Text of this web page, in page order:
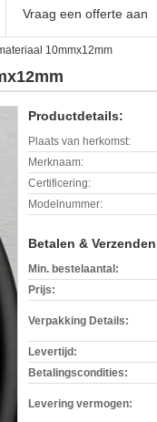
Vraag een offerte aan
10mmx12mm
Productdetails:
Plaats van herkomst:
Merknaam:
Certificering:
Modelnummer:
Betalen &
Min. bestelaantal:
Prijs:
Verpakking Details:
Levertijd:
Betalingscondities:
Levering vermogen: